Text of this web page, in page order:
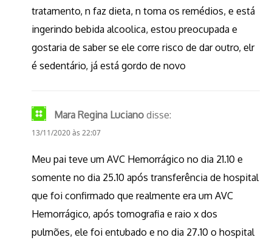
tratamento, n faz dieta, n toma os remédios, e está
ingerindo bebida alcoolica, estou preocupada e
gostaria de saber se ele corre risco de dar outro, elr
é sedentário, já está gordo de novo
Mara Regina Luciano disse:
13/11/2020 às 22:07
Meu pai teve um AVC Hemorrágico no dia 21.10 e
somente no dia 25.10 após transferência de hospital
que foi confirmado que realmente era um AVC
Hemorrágico, após tomografia e raio x dos
pulmões, ele foi entubado e no dia 27.10 o hospital